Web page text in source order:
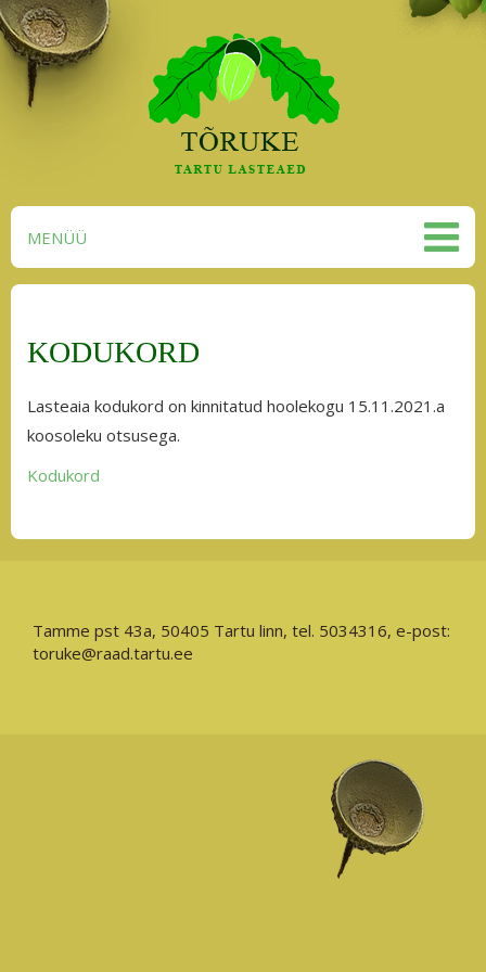
MENÜÜ
KODUKORD
Lasteaia kodukord on kinnitatud hoolekogu 15.11.2021.a
koosoleku otsusega.
Kodukord
Tamme pst 43a, 50405 Tartu linn, tel. 5034316, e-post:
toruke@raad.tartu.ee